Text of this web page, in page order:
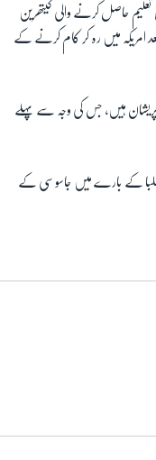
تعلیم حاصل کرنے والی کیتھرین
امریکہ میں رہ کر کام کرنے کے
ہیں، جس کی وجہ سے پہلے
کے بارے میں جاسوسی کے